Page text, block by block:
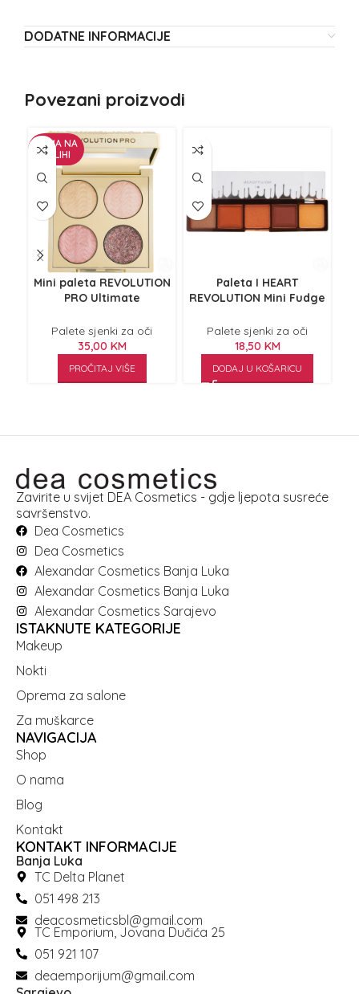
DODATNE INFORMACIJE
Povezani proizvodi
NEMA NA
ZALIHI
Mini paleta REVOLUTION
PRO Ultimate
Palete sjenki za oči
35,00 KM
PROČITAJ VIŠE
Paleta I HEART
REVOLUTION Mini Fudge
Palete sjenki za oči
18,50 KM
DODAJ U KOŠARICU
Zavirite u svijet DEA Cosmetics - gdje ljepota susreće
savršenstvo.
Dea Cosmetics
Dea Cosmetics
Alexandar Cosmetics Banja Luka
Alexandar Cosmetics Banja Luka
Alexandar Cosmetics Sarajevo
ISTAKNUTE KATEGORIJE
Makeup
Nokti
Oprema za salone
Za muškarce
NAVIGACIJA
Shop
O nama
Blog
Kontakt
KONTAKT INFORMACIJE
Banja Luka
TC Delta Planet
051 498 213
deacosmeticsbl@gmail.com
TC Emporium, Jovana Dučića 25
051 921 107
deaemporijum@gmail.com